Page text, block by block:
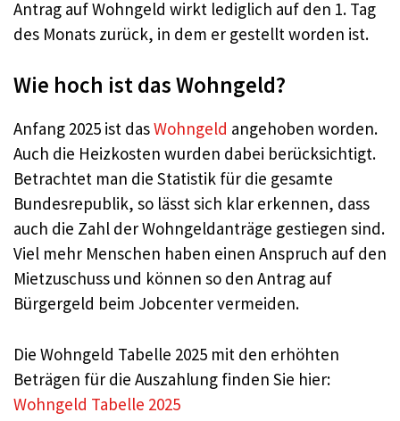
Antrag auf Wohngeld wirkt lediglich auf den 1. Tag
des Monats zurück, in dem er gestellt worden ist.
Wie hoch ist das Wohngeld?
Anfang 2025 ist dasWohngeld angehoben worden.
Auch die Heizkosten wurden dabei berücksichtigt.
Betrachtet man die Statistik für die gesamte
Bundesrepublik, so lässt sich klar erkennen, dass
auch die Zahl der Wohngeldanträge gestiegen sind.
Viel mehr Menschen haben einen Anspruch auf den
Mietzuschuss und können so den Antrag auf
Bürgergeld beim Jobcenter vermeiden.
Die Wohngeld Tabelle 2025 mit den erhöhten
Beträgen für die Auszahlung finden Sie hier:
Wohngeld Tabelle 2025